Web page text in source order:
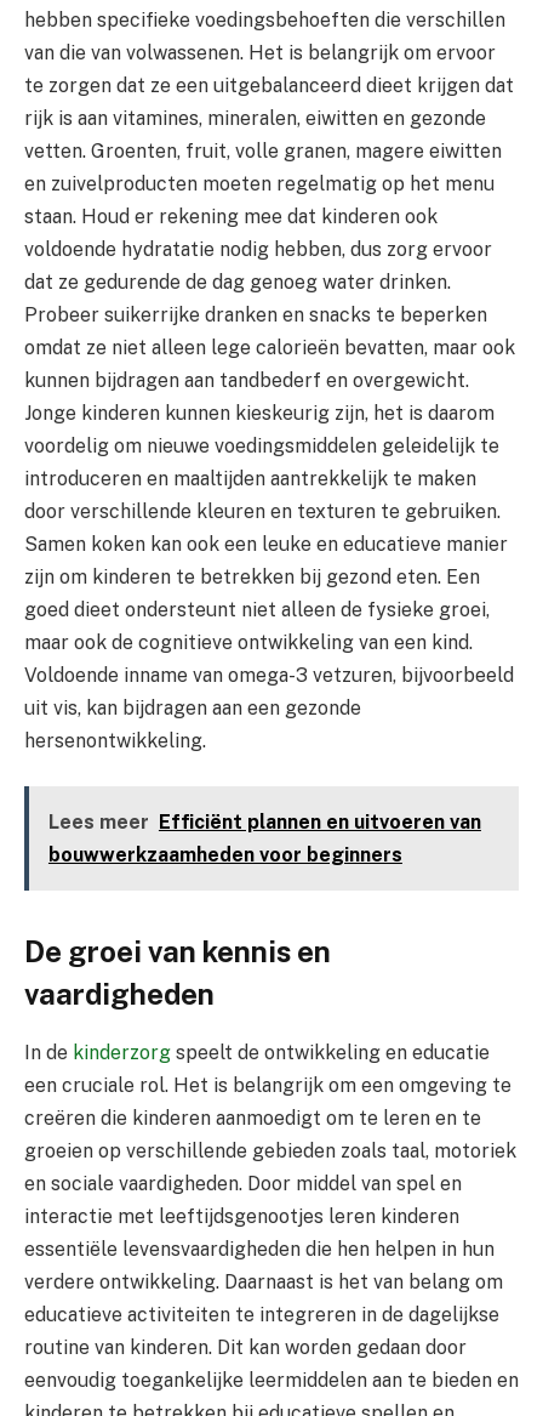
hebben specifieke voedingsbehoeften die verschillen
van die van volwassenen. Het is belangrijk om ervoor
te zorgen dat ze een uitgebalanceerd dieet krijgen dat
rijk is aan vitamines, mineralen, eiwitten en gezonde
vetten. Groenten, fruit, volle granen, magere eiwitten
en zuivelproducten moeten regelmatig op het menu
staan. Houd er rekening mee dat kinderen ook
voldoende hydratatie nodig hebben, dus zorg ervoor
dat ze gedurende de dag genoeg water drinken.
Probeer suikerrijke dranken en snacks te beperken
omdat ze niet alleen lege calorieën bevatten, maar ook
kunnen bijdragen aan tandbederf en overgewicht.
Jonge kinderen kunnen kieskeurig zijn, het is daarom
voordelig om nieuwe voedingsmiddelen geleidelijk te
introduceren en maaltijden aantrekkelijk te maken
door verschillende kleuren en texturen te gebruiken.
Samen koken kan ook een leuke en educatieve manier
zijn om kinderen te betrekken bij gezond eten. Een
goed dieet ondersteunt niet alleen de fysieke groei,
maar ook de cognitieve ontwikkeling van een kind.
Voldoende inname van omega-3 vetzuren, bijvoorbeeld
uit vis, kan bijdragen aan een gezonde
hersenontwikkeling.
Lees meer
Efficiënt plannen en uitvoeren van
bouwwerkzaamheden voor beginners
De groei van kennis en
vaardigheden
In de kinderzorg speelt de ontwikkeling en educatie
een cruciale rol. Het is belangrijk om een omgeving te
creëren die kinderen aanmoedigt om te leren en te
groeien op verschillende gebieden zoals taal, motoriek
en sociale vaardigheden. Door middel van spel en
interactie met leeftijdsgenootjes leren kinderen
essentiële levensvaardigheden die hen helpen in hun
verdere ontwikkeling. Daarnaast is het van belang om
educatieve activiteiten te integreren in de dagelijkse
routine van kinderen. Dit kan worden gedaan door
eenvoudig toegankelijke leermiddelen aan te bieden en